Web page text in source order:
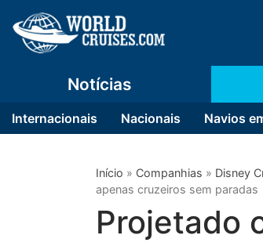
Notícias
Internacionais Nacionais Navios
Início » Companhias » Disney
apenas cruzeiros sem paradas
Projetado